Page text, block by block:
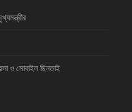
ও মোবাইল ছিনতাই